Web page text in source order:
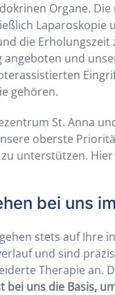
Organe.
Laparoskopie
die
und
gehören.
St. Anna
oberste
unterstützen.
bei uns
stets auf Ihre
und sind
Therapie an.
bei uns die Basis,